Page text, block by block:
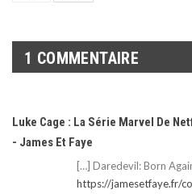
1 COMMENTAIRE
Luke Cage : La Série Marvel De
- James Et Faye
[…] Daredevil: Born
https://jamesetfaye.fr/